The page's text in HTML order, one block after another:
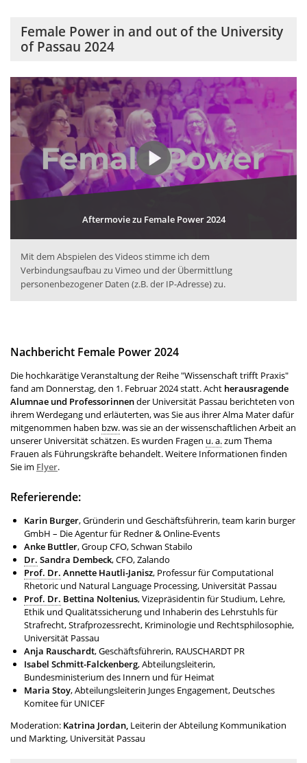
Female Power in and out of the University
of Passau 2024
Aftermovie zu Female Power 2024
Mit dem Abspielen des Videos stimme ich dem
Verbindungsaufbau zu Vimeo und der Übermittlung
personenbezogener Daten (z.B. der IP-Adresse) zu.
Nachbericht Female Power 2024
Die hochkarätige Veranstaltung der Reihe "Wissenschaft trifft Praxis"
fand am Donnerstag, den 1. Februar 2024 statt. Acht herausragende
Alumnae und Professorinnender Universität Passau berichteten von
ihrem Werdegang und erläuterten, was Sie aus ihrer Alma Mater dafür
mitgenommen haben bzw.was sie an der wissenschaftlichen Arbeit an
unserer Universität schätzen. Es wurden Fragen u. a.zum Thema
Frauen als Führungskräfte behandelt. Weitere Informationen finden
Sie im Flyer.
Referierende:
Karin Burger, Gründerin und Geschäftsführerin, team karin burger
GmbH – Die Agentur für Redner & Online-Events
Anke Buttler, Group CFO, Schwan Stabilo
Dr. Sandra Dembeck, CFO, Zalando
Prof. Dr. Annette Hautli-Janisz, Professur für Computational
Rhetoric und Natural Language Processing, Universität Passau
Prof. Dr. Bettina Noltenius, Vizepräsidentin für Studium, Lehre,
Ethik und Qualitätssicherung und Inhaberin des Lehrstuhls für
Strafrecht, Strafprozessrecht, Kriminologie und Rechtsphilosophie,
Universität Passau
Anja Rauschardt, Geschäftsführerin, RAUSCHARDT PR
Isabel Schmitt-Falckenberg, Abteilungsleiterin,
Bundesministerium des Innern und für Heimat
Maria Stoy, Abteilungsleiterin Junges Engagement, Deutsches
Komitee für UNICEF
Moderation: Katrina Jordan, Leiterin der Abteilung Kommunikation
und Markting, Universität Passau